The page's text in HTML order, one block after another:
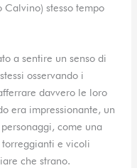
stesso tempo
a sentire un senso di
osservando i
davvero le loro
era impressionante, un
come una
e vicoli
che strano.